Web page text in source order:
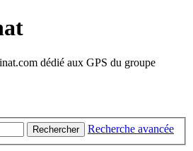
dédié aux GPS du groupe
Rechercher Recherche avancée